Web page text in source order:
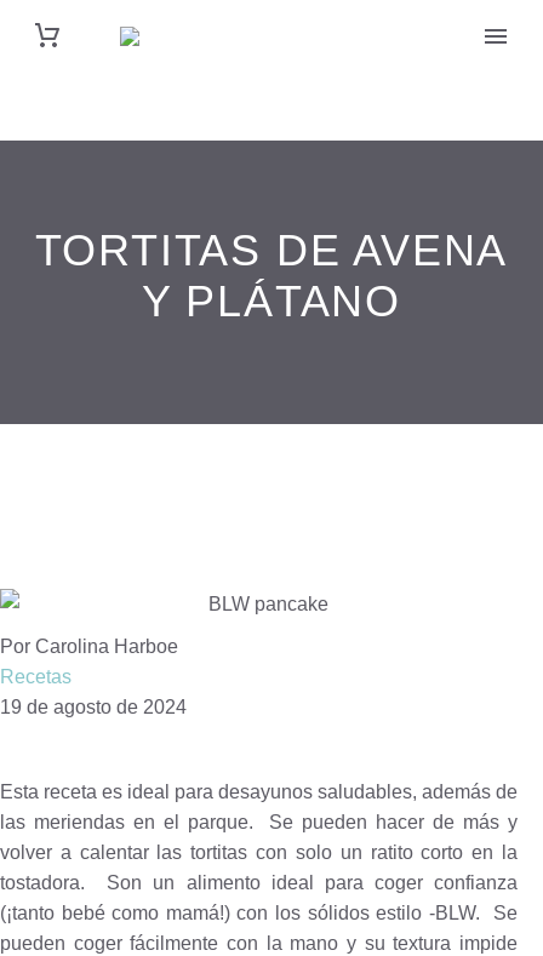
TORTITAS DE AVENA
Y PLÁTANO
Por Carolina Harboe
Recetas
19 de agosto de 2024
Esta receta es ideal para desayunos saludables, además de
las meriendas en el parque. Se pueden hacer de más y
volver a calentar las tortitas con solo un ratito corto en la
tostadora. Son un alimento ideal para coger confianza
(¡tanto bebé como mamá!) con los sólidos estilo -BLW. Se
pueden coger fácilmente con la mano y su textura impide